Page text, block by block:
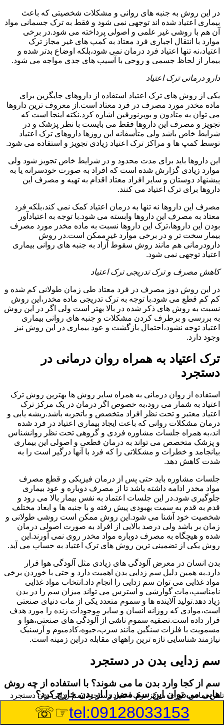
در این روش به جنبه های روانی و مشکلات شخصیتی که باعث
بیماری اعتیاد شده اند توجهی نمی شود و فقط به ترک جسمانی مواد
آن هم با روشی غیر علمی و اصولی پرداخته می شود.در برخی
موارد با انتقال اجباری فرد معتاد به کمپ های غیر مجاز ترک
اعتیاد،نه تنها اعتیاد فرد درمان نمی شود،بلکه اوضاع بدتر شده و
بیمار از لحاظ جسمی و روحی با آسیب های جدی مواجه می شود.
دارو درمانی ترک اعتیاد
یکی از روش های ترک اعتیاد استفاده از داروهای جایگزین برای
ماده مخدر مورد مصرف در فرد معتاد است.از معروف ترین داروها
می توان به متادون و بوپرنورفین اشاره کرد.نکته اینجا است که
تجویز و مصرف این داروها فقط می بایست با نظر پزشک و در
شرایط خاص باشد ولی متأسفانه این روزها داروهای ترک اعتیاد
توسط کمپ ها و مراکز ترک اعتیاد زیادی تجویز و استفاده می شود.
این داروها باید برای مدت محدود و در شرایط خاص تجویز شود ولی
موارد زیادی گزارش شده است که افراد به صورت خودسرانه یا به
پیشنهاد دوستان و سایر افراد معتاد اقدام به تهیه و مصرف این
داروها برای ترک اعتیاد می کنند.
مصرف این داروها نه تنها به درمان اعتیاد کمک نمی کند،بلکه فرد
معتاد به مصرف این داروها وابسته می شود.با توجه به اعتیادآور
بودن این داروها،ترک این داروها نسبت به ماده مخدر مورد مصرف
بیمار سخت تر و در برخی موارد غیرممکن است.در روش
دارودرمانی هم مانند روش سقوط آزاد به جنبه های روانی بیماری
اعتیاد توجهی نمی شود.
کاهش مصرف و ترک تدریجی ترک اعتیاد
در این روش دوز مصرف در فرد معتاد طی زمان طولانی کم شده و
کم کم قطع می شود.با توجه به ترک تدریجی ماده مخدر،این روش
نسبت به روش های ذکر شده در بالا بهتر است ولی اگر در این روش
به بررسی و برطرف کردن مشکلات و جنبه های روانی بیماری
اعتیاد توجه نشود،احتمال بازگشت و عود بیماری در این روش نیز
وجود دارد.
ترک اعتیاد به همراه روان درمانی در
دستجرد
استفاده از روان درمانی به همراه سایر روش ها بهترین روش ترک
اعتیاد به شمار می رود،به خصوص اگر درمان در یک مرکز ترک
اعتیاد معتبر و تحت نظر افراد متخصص و باتجربه باشد.ریشه یابی و
درمان مشکلات روانی که باعث ایجاد بیماری اعتیاد در فرد شده
اند،به همراه جلسات مشاوره فردی و گروهی تحت نظر روانشناس
و پزشک متخصص می تواند به درمان قطعی و اصولی این بیماری
بیانجامد و خطرات و مشکلاتی را که فرد با آنها درگیر است را به
شدت کاهش دهد.
جلسات مشاوره باید حتی پس از درمان فیزیکی و قطع مصرف
مواد مخدر ادامه داشته باشد تا از مصرف دوباره و عود بیماری
جلوگیری شود.در این جلسات اعتماد به نفس بیمار بالا می رود و
قدم به قدم به سمت بهبودی پیش رفته و با جنبه ها و ابعاد مختلف
شخصیت خود آشنا می شود.این روش ممکن است روشی طولانی و
زمان بر باشد ولی درصد بالایی از افراد به صورت اصولی درمان
شده و هیچگاه به مصرف دوباره مواد مخدر روی نمی آورند.این
روش یکی از تضمینی ترین روش های ترک اعتیاد به حساب می آید.
بدن انسان در معرض آلودگی های زیادی مثل آلودگی هوا قرار
دارد.به همین دلیل سم زدایی بدن اهمیت دارد و حتی با خوردن برخی
مواد غذایی می توان سم زدایی را انجام داد.انتخاب مواد غذایی
نامناسب،مات گوارشی و استرس می تواند میزان سم را در بدن
زیاد دهد.تولید آلاینده ها و سموم متعدد یکی از مات دنیای صنعتی
است،موادی که روزانه انسان و سایر موجودات زنده را مورد هدف
قرار داده است.تصفیه سموم ناشی از آلودگی های صنعتی،هوا و
مسمویت با فلزات سنگین مانند سرب،جیوه،کادمیوم و آرسنیک
نیازمند شناسایی تازه ترین راههای مقابله دراین زمینه است.
سم زدایی بدن در دستجرد
سم از کجا وارد بدن ما می شوند؟ با استفاده از چه روش
هایی می توان این سم مضر را از بدن خارج کرد؟
بطور کلی سم موجود در بدن به دو گروه عمده تقسیم می
تلفن تماس فوریمرکز ترک اعتیاد دستجرد,سم زدایی بدن دستجرد
tel:09128033153
☞☏